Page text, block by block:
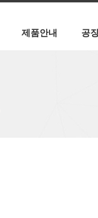
제품안내 공